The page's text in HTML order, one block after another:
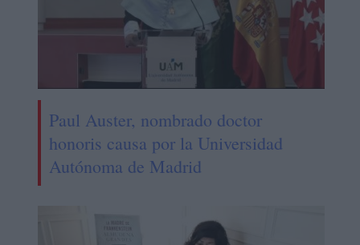
Paul Auster, nombrado doctor
honoris causa por la Universidad
Autónoma de Madrid